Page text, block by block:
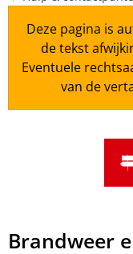
Deze pagina is
de tekst
Eventuele
van de
Brandweer